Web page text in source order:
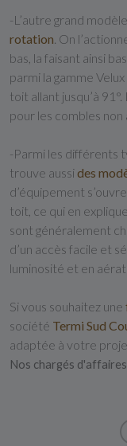
-L’autre grand
rotation . On
bas, la faisant ainsi
parmi la gamme
toit allant jusqu’à
pour les combles non
-Parmi les différents
trouve aussides
d’équipement
toit, ce qui en
sont généralement
d’un accès facile et
luminosité et en
Si vous souhaitez une
société Termi Sud
adaptée à votre
Nos chargés